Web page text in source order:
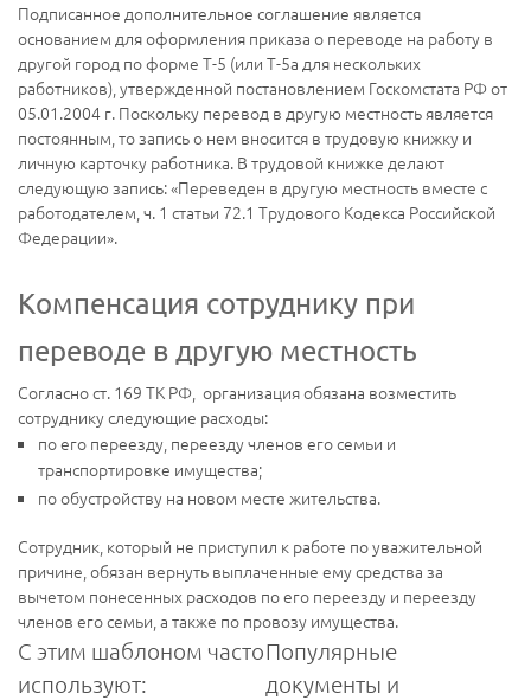
Подписанное дополнительное соглашение является
основанием для оформления приказа о переводе на работу в
другой город по форме Т-5 (или Т-5а для нескольких
работников), утвержденной постановлением Госкомстата РФ от
05.01.2004 г. Поскольку перевод в другую местность является
постоянным, то запись о нем вносится в трудовую книжку и
личную карточку работника. В трудовой книжке делают
следующую запись: «Переведен в другую местность вместе с
работодателем, ч. 1 статьи 72.1 Трудового Кодекса Российской
Федерации».
Компенсация сотруднику при
переводе в другую местность
Согласно ст. 169 ТК РФ, организация обязана возместить
сотруднику следующие расходы:
по его переезду, переезду членов его семьи и
транспортировке имущества;
по обустройству на новом месте жительства.
Сотрудник, который не приступил к работе по уважительной
причине, обязан вернуть выплаченные ему средства за
вычетом понесенных расходов по его переезду и переезду
членов его семьи, а также по провозу имущества.
С этим шаблоном часто
используют:
Популярные
документы и